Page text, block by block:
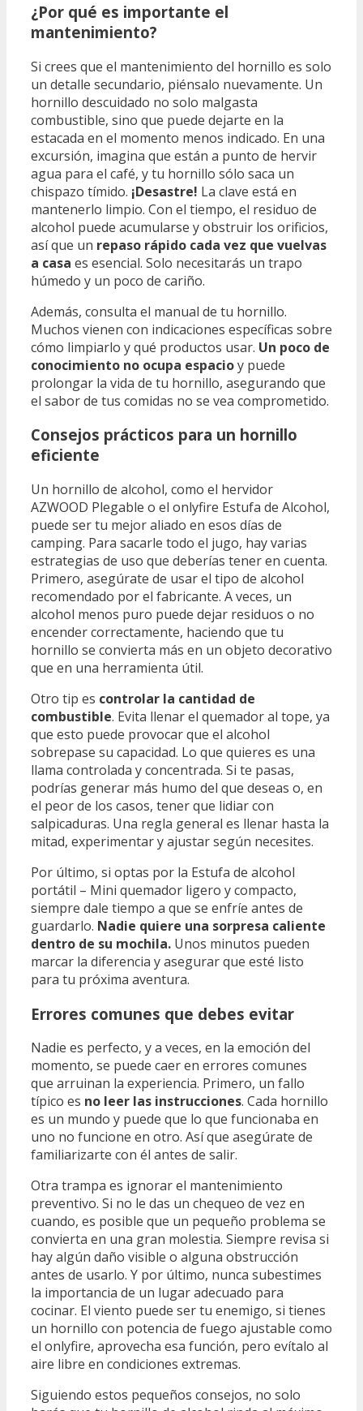
¿Por qué es importante el
mantenimiento?
Si crees que el mantenimiento del hornillo es solo
un detalle secundario, piénsalo nuevamente. Un
hornillo descuidado no solo malgasta
combustible, sino que puede dejarte en la
estacada en el momento menos indicado. En una
excursión, imagina que están a punto de hervir
agua para el café, y tu hornillo sólo saca un
chispazo tímido. ¡Desastre! La clave está en
mantenerlo limpio. Con el tiempo, el residuo de
alcohol puede acumularse y obstruir los orificios,
así que un repaso rápido cada vez que vuelvas
a casa es esencial. Solo necesitarás un trapo
húmedo y un poco de cariño.
Además, consulta el manual de tu hornillo.
Muchos vienen con indicaciones específicas sobre
cómo limpiarlo y qué productos usar. Un poco de
conocimiento no ocupa espacioy puede
prolongar la vida de tu hornillo, asegurando que
el sabor de tus comidas no se vea comprometido.
Consejos prácticos para un hornillo
eficiente
Un hornillo de alcohol, como el hervidor
AZWOOD Plegable o el onlyfire Estufa de Alcohol,
puede ser tu mejor aliado en esos días de
camping. Para sacarle todo el jugo, hay varias
estrategias de uso que deberías tener en cuenta.
Primero, asegúrate de usar el tipo de alcohol
recomendado por el fabricante. A veces, un
alcohol menos puro puede dejar residuos o no
encender correctamente, haciendo que tu
hornillo se convierta más en un objeto decorativo
que en una herramienta útil.
Otro tip es controlar la cantidad de
combustible. Evita llenar el quemador al tope, ya
que esto puede provocar que el alcohol
sobrepase su capacidad. Lo que quieres es una
llama controlada y concentrada. Si te pasas,
podrías generar más humo del que deseas o, en
el peor de los casos, tener que lidiar con
salpicaduras. Una regla general es llenar hasta la
mitad, experimentar y ajustar según necesites.
Por último, si optas por la Estufa de alcohol
portátil – Mini quemador ligero y compacto,
siempre dale tiempo a que se enfríe antes de
guardarlo. Nadie quiere una sorpresa caliente
dentro de su mochila. Unos minutos pueden
marcar la diferencia y asegurar que esté listo
para tu próxima aventura.
Errores comunes que debes evitar
Nadie es perfecto, y a veces, en la emoción del
momento, se puede caer en errores comunes
que arruinan la experiencia. Primero, un fallo
típico es no leer las instrucciones. Cada hornillo
es un mundo y puede que lo que funcionaba en
uno no funcione en otro. Así que asegúrate de
familiarizarte con él antes de salir.
Otra trampa es ignorar el mantenimiento
preventivo. Si no le das un chequeo de vez en
cuando, es posible que un pequeño problema se
convierta en una gran molestia. Siempre revisa si
hay algún daño visible o alguna obstrucción
antes de usarlo. Y por último, nunca subestimes
la importancia de un lugar adecuado para
cocinar. El viento puede ser tu enemigo, si tienes
un hornillo con potencia de fuego ajustable como
el onlyfire, aprovecha esa función, pero evítalo al
aire libre en condiciones extremas.
Siguiendo estos pequeños consejos, no solo